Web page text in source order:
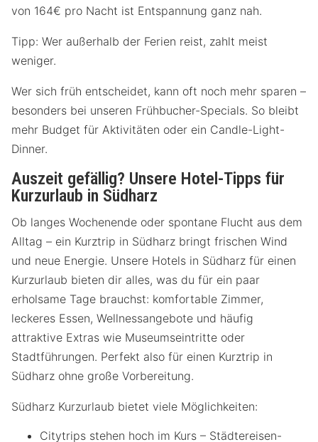
von 164€ pro Nacht ist Entspannung ganz nah.
Tipp: Wer außerhalb der Ferien reist, zahlt meist
weniger.
Wer sich früh entscheidet, kann oft noch mehr sparen –
besonders bei unseren Frühbucher-Specials. So bleibt
mehr Budget für Aktivitäten oder ein Candle-Light-
Dinner.
Auszeit gefällig? Unsere Hotel-Tipps für
Kurzurlaub in Südharz
Ob langes Wochenende oder spontane Flucht aus dem
Alltag – ein Kurztrip in Südharz bringt frischen Wind
und neue Energie. Unsere Hotels in Südharz für einen
Kurzurlaub bieten dir alles, was du für ein paar
erholsame Tage brauchst: komfortable Zimmer,
leckeres Essen, Wellnessangebote und häufig
attraktive Extras wie Museumseintritte oder
Stadtführungen. Perfekt also für einen Kurztrip in
Südharz ohne große Vorbereitung.
Südharz Kurzurlaub bietet viele Möglichkeiten:
Citytrips stehen hoch im Kurs – Städtereisen-